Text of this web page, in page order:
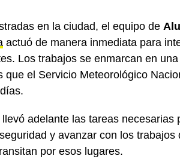
en la ciudad, el equipo de
actuó de manera inmediata para
Los trabajos se enmarcan en
que el Servicio Meteorológico
adelante las tareas necesarias
y avanzar con los trabajos
por esos lugares.